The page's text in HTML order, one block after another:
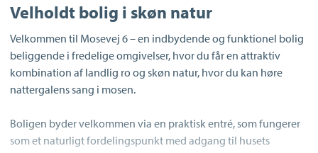
Velholdt bolig i skøn natur
Velkommen til Mosevej 6 – en indbydende og funktionel bolig
beliggende i fredelige omgivelser, hvor du får en attraktiv
kombination af landlig ro og skøn natur, hvor du kan høre
nattergalens sang i mosen.
Boligen byder velkommen via en praktisk entré, som fungerer
som et naturligt fordelingspunkt med adgang til husets